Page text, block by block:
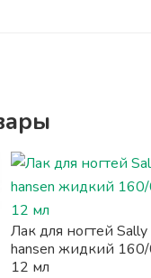
Лак для ногтей Sally
hansen жидкий
12 мл